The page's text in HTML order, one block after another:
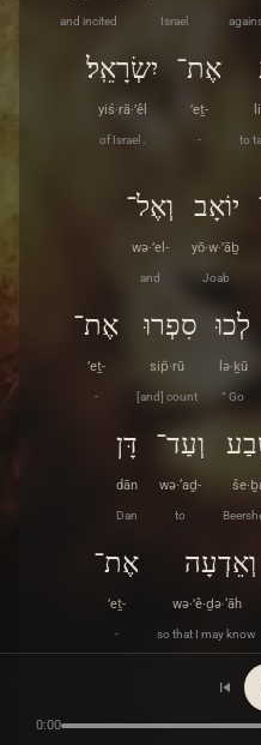
Israel
and incited
to
אֶת־
’eṯ-
-
יִשְׂרָאֵֽל׃
yiś·rā·’êl
of Israel .
יוֹאָב
yō·w·’āḇ
Joab
וְאֶל־
wə·’el-
and
לְכוּ
lə·ḵū
“ Go
סִפְרוּ
sip̄·rū
[and] count
אֶת־
’eṯ-
-
וְעַד־
wə·‘aḏ-
to
דָּן
dān
Dan
וְאֵדְעָה
wə·’ê·ḏə·‘āh
so that I may know
אֶת־
’eṯ-
-
0:00